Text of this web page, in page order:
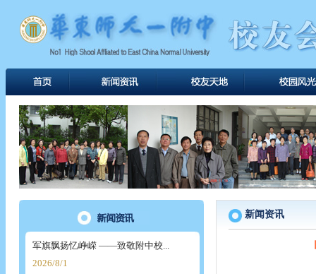
军旗飘扬忆峥嵘 ——致敬附中校...
2026/8/1
新闻资讯